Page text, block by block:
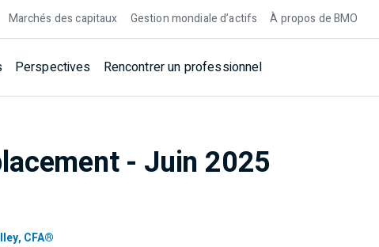
Marchés des capitaux Gestion mondiale d’actifs À propos de BMO
Perspectives Rencontrer un professionnel
- Juin 2025
CFA®